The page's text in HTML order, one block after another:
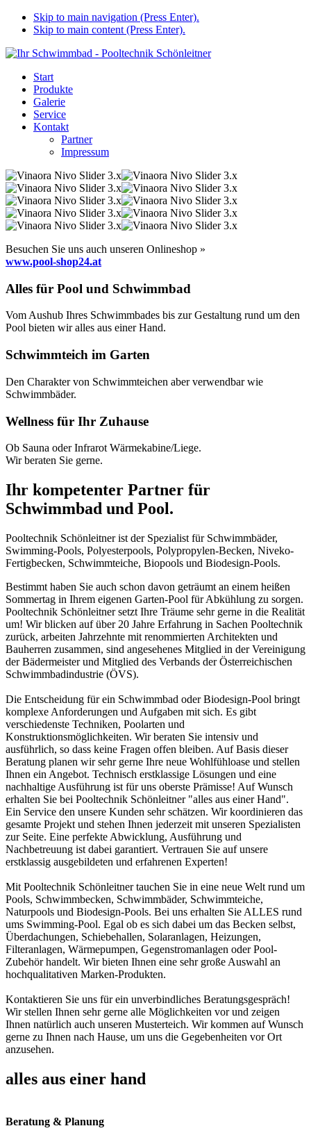
Skip to main navigation (Press Enter).
Skip to main content (Press Enter).
Start
Produkte
Galerie
Service
Kontakt
Partner
Impressum
Besuchen Sie uns auch unseren Onlineshop »
www.pool-shop24.at
Alles für Pool und Schwimmbad
Vom Aushub Ihres Schwimmbades bis zur Gestaltung rund um den
Pool bieten wir alles aus einer Hand.
Schwimmteich im Garten
Den Charakter von Schwimmteichen aber verwendbar wie
Schwimmbäder.
Wellness für Ihr Zuhause
Ob Sauna oder Infrarot Wärmekabine/Liege.
Wir beraten Sie gerne.
Ihr kompetenter Partner für
Schwimmbad und Pool.
Pooltechnik Schönleitner ist der Spezialist für Schwimmbäder,
Swimming-Pools, Polyesterpools, Polypropylen-Becken, Niveko-
Fertigbecken, Schwimmteiche, Biopools und Biodesign-Pools.
Bestimmt haben Sie auch schon davon geträumt an einem heißen
Sommertag in Ihrem eigenen Garten-Pool für Abkühlung zu sorgen.
Pooltechnik Schönleitner setzt Ihre Träume sehr gerne in die Realität
um! Wir blicken auf über 20 Jahre Erfahrung in Sachen Pooltechnik
zurück, arbeiten Jahrzehnte mit renommierten Architekten und
Bauherren zusammen, sind angesehenes Mitglied in der Vereinigung
der Bädermeister und Mitglied des Verbands der Österreichischen
Schwimmbadindustrie (ÖVS).
Die Entscheidung für ein Schwimmbad oder Biodesign-Pool bringt
komplexe Anforderungen und Aufgaben mit sich. Es gibt
verschiedenste Techniken, Poolarten und
Konstruktionsmöglichkeiten. Wir beraten Sie intensiv und
ausführlich, so dass keine Fragen offen bleiben. Auf Basis dieser
Beratung planen wir sehr gerne Ihre neue Wohlfühloase und stellen
Ihnen ein Angebot. Technisch erstklassige Lösungen und eine
nachhaltige Ausführung ist für uns oberste Prämisse! Auf Wunsch
erhalten Sie bei Pooltechnik Schönleitner "alles aus einer Hand".
Ein Service den unsere Kunden sehr schätzen. Wir koordinieren das
gesamte Projekt und stehen Ihnen jederzeit mit unseren Spezialisten
zur Seite. Eine perfekte Abwicklung, Ausführung und
Nachbetreuung ist dabei garantiert. Vertrauen Sie auf unsere
erstklassig ausgebildeten und erfahrenen Experten!
Mit Pooltechnik Schönleitner tauchen Sie in eine neue Welt rund um
Pools, Schwimmbecken, Schwimmbäder, Schwimmteiche,
Naturpools und Biodesign-Pools. Bei uns erhalten Sie ALLES rund
ums Swimming-Pool. Egal ob es sich dabei um das Becken selbst,
Überdachungen, Schiebehallen, Solaranlagen, Heizungen,
Filteranlagen, Wärmepumpen, Gegenstromanlagen oder Pool-
Zubehör handelt. Wir bieten Ihnen eine sehr große Auswahl an
hochqualitativen Marken-Produkten.
Kontaktieren Sie uns für ein unverbindliches Beratungsgespräch!
Wir stellen Ihnen sehr gerne alle Möglichkeiten vor und zeigen
Ihnen natürlich auch unseren Musterteich. Wir kommen auf Wunsch
gerne zu Ihnen nach Hause, um uns die Gegebenheiten vor Ort
anzusehen.
alles aus einer hand
Beratung & Planung